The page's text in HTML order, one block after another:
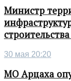
Министр
30 мая 20:20
МО Арцаха